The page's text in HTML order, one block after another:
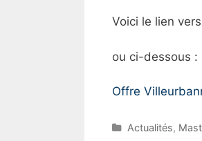
Voici le lien
ou ci-dessous :
Offre
C
Actualités,